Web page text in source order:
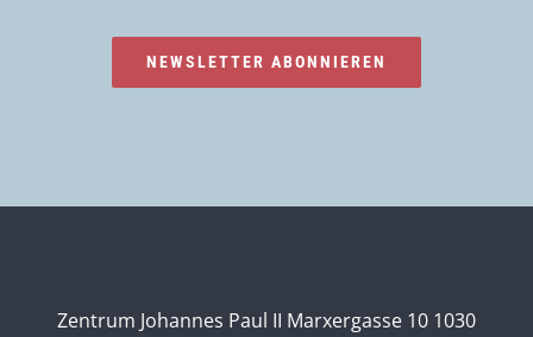
NEWSLETTER ABONNIEREN
Zentrum Johannes Paul II Marxergasse 10 1030